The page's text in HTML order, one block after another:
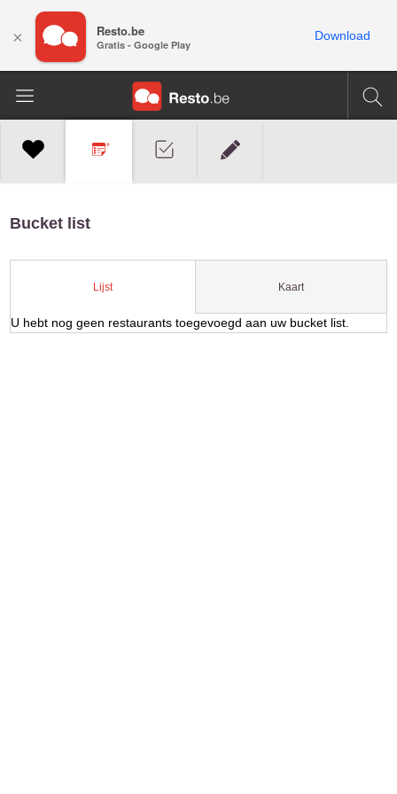
Bucket list
Lijst Kaart
U hebt nog geen restaurants toegevoegd aan uw bucket list.
× Resto.be
Gratis - Google Play
Download